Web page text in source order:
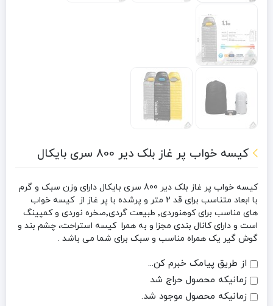
کیسه خواب پر غاز بلک دیر 800 سری بایکال
کیسه خواب پر غاز بلک دیر 800 سری بایکال دارای وزن سبک و گرم
با ابعاد متناسب برای قد 2 متر و پرشده با پر غاز از کیسه خواب
های مناسب برای
کوهنوردی٬ طبیعت گردی٬صخره نوردی و کمپینگ
است و دارای کانال بندی مجزا و به همرا کیسه استراحت، چشم بند و
گوش گیر یک همراه مناسب و سبک برای شما می باشد .
از طریق پیامک خبرم کن...
زمانیکه محصول حراج شد
زمانیکه محصول موجود شد.